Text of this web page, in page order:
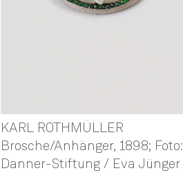
KARL ROTHMÜLLER
Brosche/Anhänger, 1898; Foto:
Danner-Stiftung / Eva Jünger